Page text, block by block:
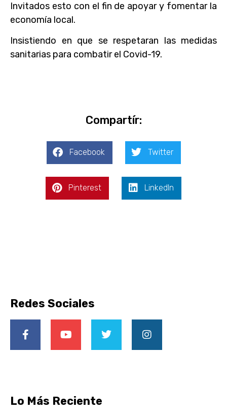
Invitados esto con el fin de apoyar y fomentar la
economía local.
Insistiendo en que se respetaran las medidas
sanitarias para combatir el Covid-19.
Compartír:
Facebook Twitter
Pinterest LinkedIn
Redes Sociales
Lo Más Reciente